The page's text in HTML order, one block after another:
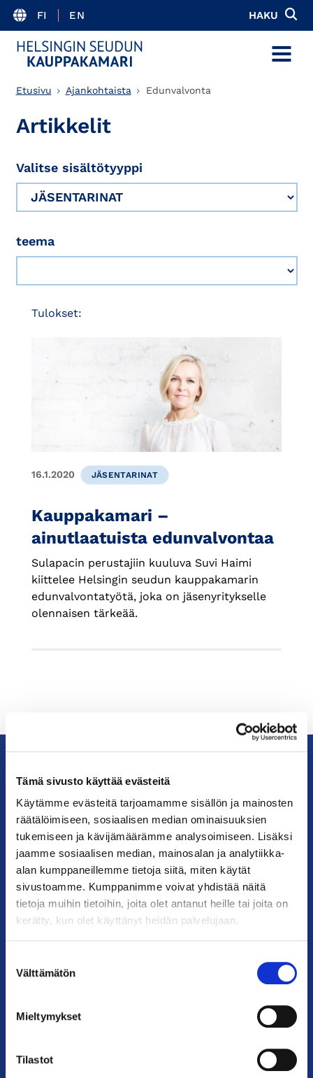
Tämä sivusto käyttää evästeitä
Käytämme evästeitä tarjoamamme sisällön ja mainosten
räätälöimiseen, sosiaalisen median ominaisuuksien
tukemiseen ja kävijämäärämme analysoimiseen. Lisäksi
jaamme sosiaalisen median, mainosalan ja analytiikka-
alan kumppaneillemme tietoja siitä, miten käytät
sivustoamme. Kumppanimme voivat yhdistää näitä
tietoja muihin tietoihin, joita olet antanut heille tai joita on
kerätty, kun olet käyttänyt heidän palvelujaan.
valinta
Välttämätön
Mieltymykset
Tilastot
FI EN HAKU
MENU
Etusivu Ajankohtaista Edunvalvonta
Artikkelit
Valitse sisältötyyppi
teema
Tulokset:
16.1.2020 JÄSENTARINAT
Kauppakamari –
ainutlaatuista edunvalvontaa
Sulapacin perustajiin kuuluva Suvi Haimi
kiittelee Helsingin seudun kauppakamarin
edunvalvontatyötä, joka on jäsenyritykselle
olennaisen tärkeää.
KauppakamariHelsingin
seudun
kauppakamari
YHTEYSTIEDOT
Helsingin toimisto
Käyntiosoite: Kalevankatu 12, 00100 Helsinki
kauppakamari@helsinki.chamber.fi
Katso kaikki yhteystiedot >